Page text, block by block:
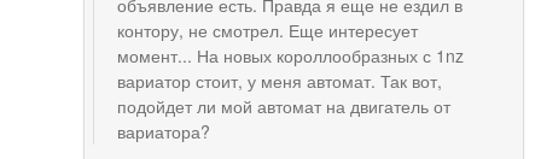
объявление есть. Правда я еще не ездил в
контору, не смотрел. Еще интересует
момент... На новых короллообразных с 1nz
вариатор стоит, у меня автомат. Так вот,
подойдет ли мой автомат на двигатель от
вариатора?